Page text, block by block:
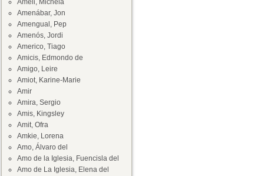
Ameli, Michela
Amenábar, Jon
Amengual, Pep
Amenós, Jordi
Americo, Tiago
Amicis, Edmondo de
Amigo, Leire
Amiot, Karine-Marie
Amir
Amira, Sergio
Amis, Kingsley
Amit, Ofra
Amkie, Lorena
Amo, Álvaro del
Amo de la Iglesia, Fuencisla del
Amo de La Iglesia, Elena del